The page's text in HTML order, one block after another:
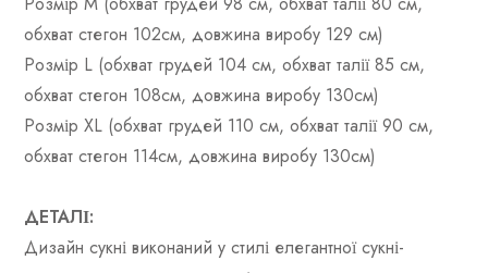
обхват стегон 102см, довжина виробу 129 см)
Розмір L (обхват грудей 104 см, обхват талії 85 см,
обхват стегон 108см, довжина виробу 130см)
Розмір XL (обхват грудей 110 см, обхват талії 90 см,
обхват стегон 114см, довжина виробу 130см)
ДЕТАЛІ:
Дизайн сукні виконаний у стилі елегантної сукні-